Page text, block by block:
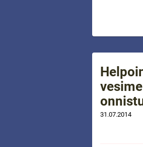
31.07.2014